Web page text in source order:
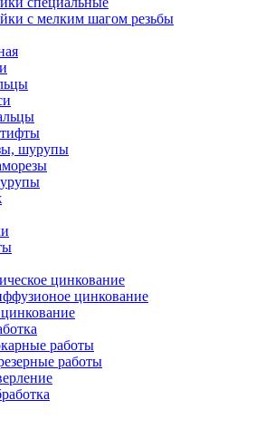
с мелким шагом резьбы
шурупы
цинкование
цинкование
работы
работы